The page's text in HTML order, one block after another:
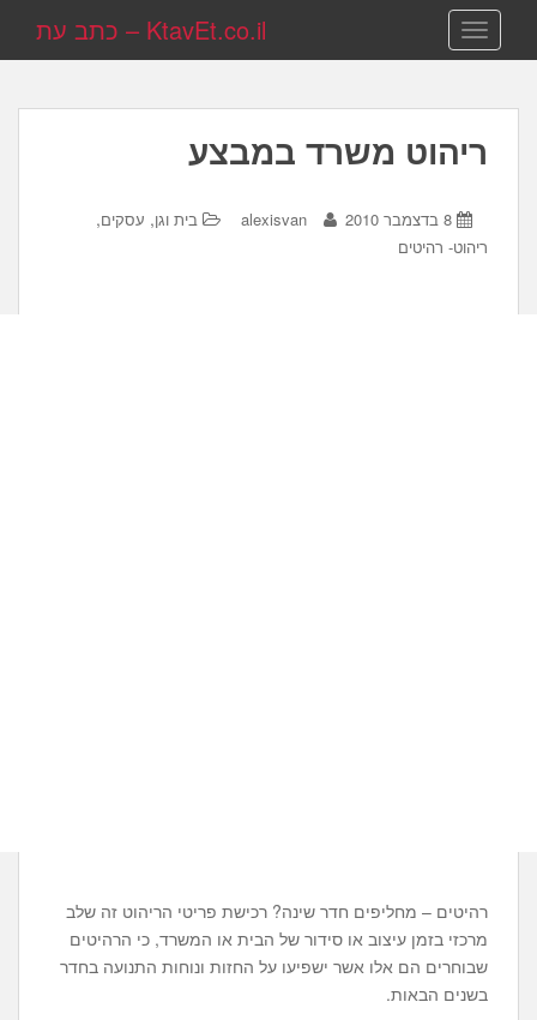
TOGGLE NAVIGATION KtavEt.co.il – כתב עת
ריהוט משרד במבצע
8 בדצמבר 2010 alexisvan בית וגן, עסקים,
ריהוט- רהיטים
רהיטים – מחליפים חדר שינה? רכישת פריטי הריהוט זה שלב
מרכזי בזמן עיצוב או סידור של הבית או המשרד, כי הרהיטים
שבוחרים הם אלו אשר ישפיעו על החזות ונוחות התנועה בחדר
בשנים הבאות.